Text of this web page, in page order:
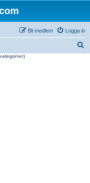
Logga in
Bli medlem